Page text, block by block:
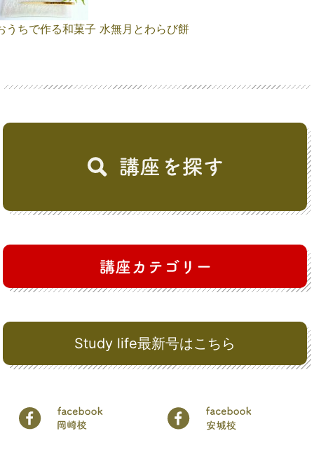
Study life最新号はこちら
うちで作る和菓子 水無月とわらび餅